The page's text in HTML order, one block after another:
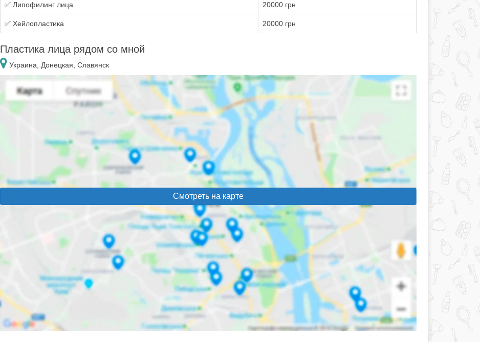
✅ Липофилинг лица 20000 грн
✅ Хейлопластика 20000 грн
Пластика лица рядом со мной
Украина, Донецкая, Славянск
Смотреть на карте